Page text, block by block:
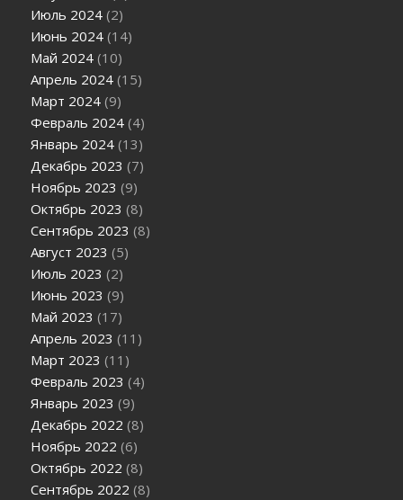
Июль 2024 (2)
Июнь 2024 (14)
Май 2024 (10)
Апрель 2024 (15)
Март 2024 (9)
Февраль 2024 (4)
Январь 2024 (13)
Декабрь 2023 (7)
Ноябрь 2023 (9)
Октябрь 2023 (8)
Сентябрь 2023 (8)
Август 2023 (5)
Июль 2023 (2)
Июнь 2023 (9)
Май 2023 (17)
Апрель 2023 (11)
Март 2023 (11)
Февраль 2023 (4)
Январь 2023 (9)
Декабрь 2022 (8)
Ноябрь 2022 (6)
Октябрь 2022 (8)
Сентябрь 2022 (8)